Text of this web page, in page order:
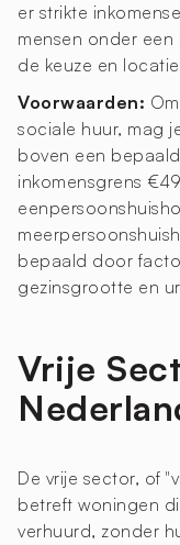
er strikte
mensen onder
de keuze en
Voorwaarden:
sociale huur, mag
boven een
inkomensgrens
bepaald door
gezinsgrootte en
Vrije
De vrije sector, of
betreft woningen
verhuurd, zonder